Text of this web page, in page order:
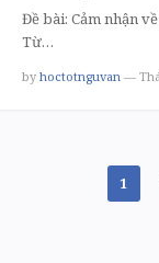
Đề bài: Cảm nhận
Từ…
by hoctotnguvan —
1